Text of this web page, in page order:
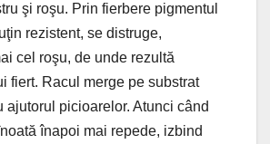
şi roşu. Prin fierbere pigmentul
rezistent, se distruge,
cel roşu, de unde rezultă
fiert. Racul merge pe substrat
ajutorul picioarelor. Atunci când
înapoi mai repede, izbind